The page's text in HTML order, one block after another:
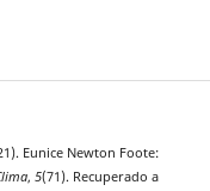
Eunice Newton Foote:
, 5(71). Recuperado a